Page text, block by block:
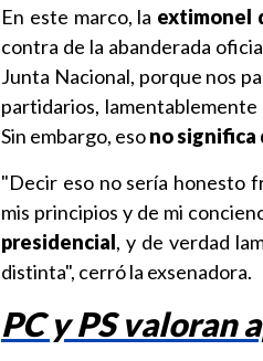
En este marco, la extimonel
contra de la abanderada
Junta Nacional, porque nos
partidarios,
Sin embargo, esono significa
"Decir eso no sería honesto
mis principios y de mi
presidencial, y de verdad
distinta", cerró la exsenadora.
PC y PS valoran